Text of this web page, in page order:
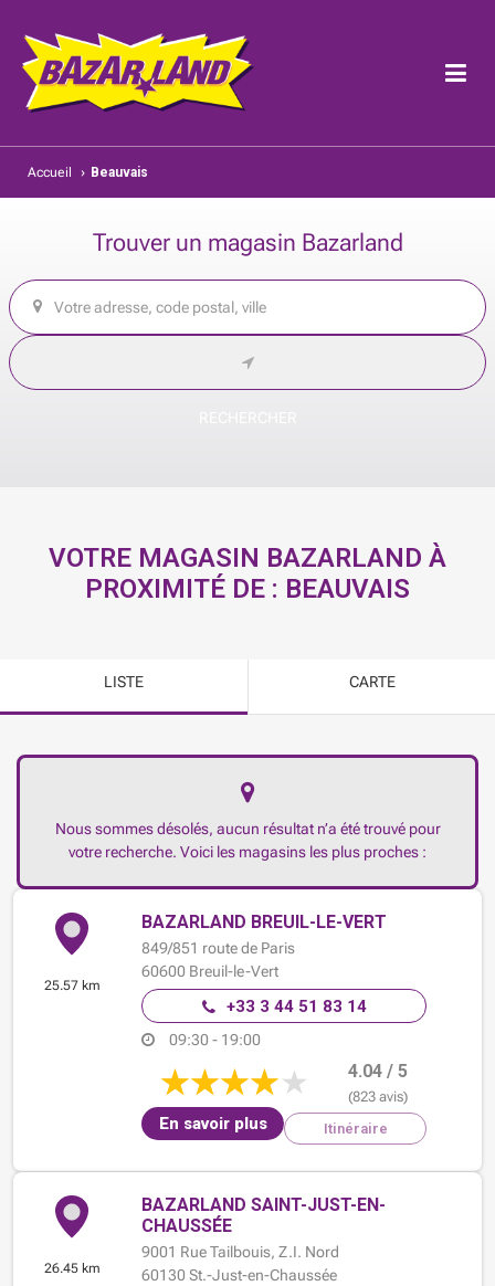
Accueil › Beauvais
Trouver un magasin Bazarland
VOTRE MAGASIN BAZARLAND À
PROXIMITÉ DE : BEAUVAIS
LISTE CARTE
Nous sommes désolés, aucun résultat n’a été trouvé pour
votre recherche. Voici les magasins les plus proches :
25.57 km
BAZARLAND BREUIL-LE-VERT
849/851 route de Paris
60600 Breuil-le-Vert
+33 3 44 51 83 14
09:30 - 19:00
4.04 / 5
(823 avis)
En savoir plus Itinéraire
26.45 km
BAZARLAND SAINT-JUST-EN-
CHAUSSÉE
9001 Rue Tailbouis, Z.I. Nord
60130 St.-Just-en-Chaussée